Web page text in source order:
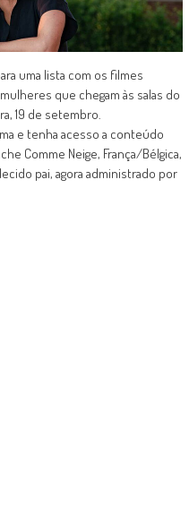
uma lista com os filmes
que chegam às salas do
19 de setembro.
e tenha acesso a conteúdo
Comme Neige, França/Bélgica,
pai, agora administrado por